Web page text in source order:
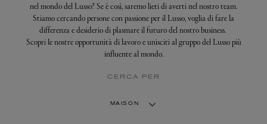
FINANCE
MEDIA
nel mondo del Lusso? Se è così, saremo lieti di averti nel nostro team.
Stiamo cercando persone con passione per il Lusso, voglia di fare la
differenza e desiderio di plasmare il futuro del nostro business.
Scopri le nostre opportunità di lavoro e unisciti al gruppo del Lusso più
influente al mondo.
CERCA PER
MAISON